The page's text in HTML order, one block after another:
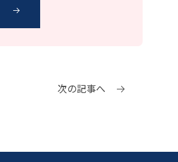
次の記事へ